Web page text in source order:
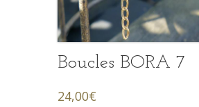
Boucles BORA 7
24,00€